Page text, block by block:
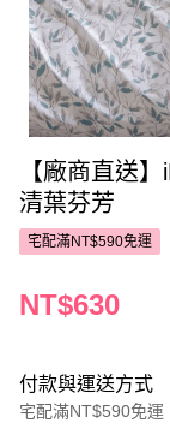
【廠商直送
清葉芬芳
宅配滿NT$590免運
NT$630
付款與運送方式
宅配滿NT$590免運